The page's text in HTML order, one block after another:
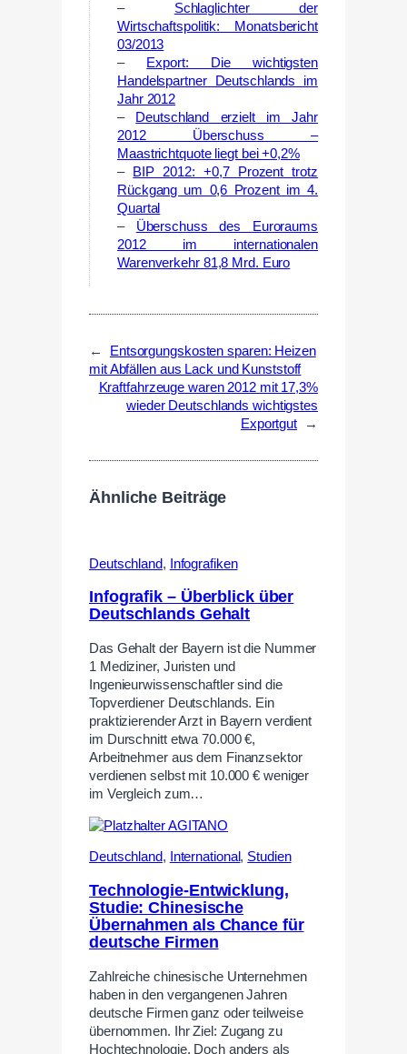
– Schlaglichter der
Wirtschaftspolitik: Monatsbericht
03/2013
–
Export: Die wichtigsten
Handelspartner Deutschlands im
Jahr 2012
–
Deutschland erzielt im Jahr
2012 Überschuss –
Maastrichtquote liegt bei +0,2%
–
BIP 2012: +0,7 Prozent trotz
Rückgang um 0,6 Prozent im 4.
Quartal
– Überschuss des Euroraums
2012 im internationalen
Warenverkehr 81,8 Mrd. Euro
←
Entsorgungskosten sparen: Heizen
mit Abfällen aus Lack und Kunststoff
Kraftfahrzeuge waren 2012 mit 17,3%
wieder Deutschlands wichtigstes
Exportgut
→
Ähnliche Beiträge
Deutschland, Infografiken
Infografik – Überblick über
Deutschlands Gehalt
Das Gehalt der Bayern ist die Nummer
1 Mediziner, Juristen und
Ingenieurwissenschaftler sind die
Topverdiener Deutschlands. Ein
praktizierender Arzt in Bayern verdient
im Durschnitt etwa 70.000 €,
Arbeitnehmer aus dem Finanzsektor
verdienen selbst mit 10.000 € weniger
im Vergleich zum…
Deutschland, International, Studien
Technologie-Entwicklung,
Studie: Chinesische
Übernahmen als Chance für
deutsche Firmen
Zahlreiche chinesische Unternehmen
haben in den vergangenen Jahren
deutsche Firmen ganz oder teilweise
übernommen. Ihr Ziel: Zugang zu
Hochtechnologie. Doch anders als